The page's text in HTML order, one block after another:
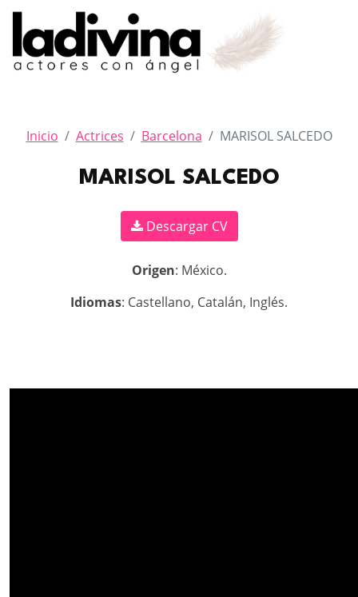
Inicio Actrices Barcelona MARISOL SALCEDO
MARISOL SALCEDO
Descargar CV
Origen: México.
Idiomas: Castellano, Catalán, Inglés.